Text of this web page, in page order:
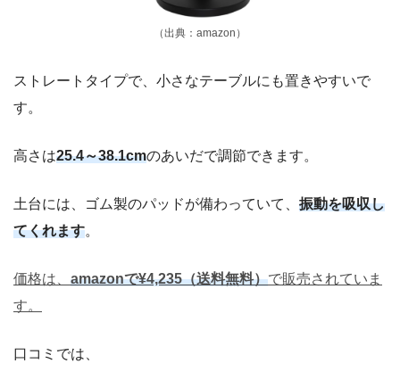
（出典：amazon）
ストレートタイプで、小さなテーブルにも置きやすいで
す。
高さは25.4～38.1cmのあいだで調節できます。
土台には、ゴム製のパッドが備わっていて、 振動を吸収し
てくれます。
価格は、 amazonで¥4,235（送料無料）で販売されていま
す。
口コミでは、